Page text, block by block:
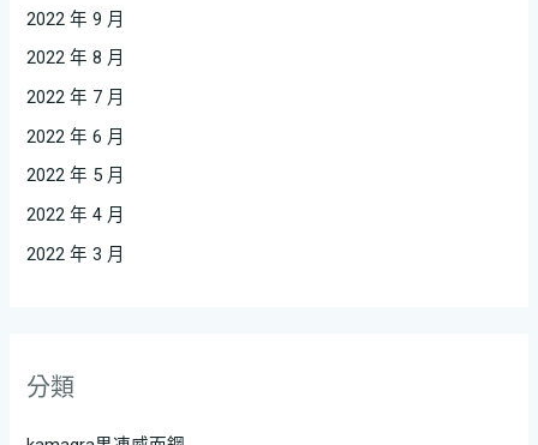
2022 年 9 月
2022 年 8 月
2022 年 7 月
2022 年 6 月
2022 年 5 月
2022 年 4 月
2022 年 3 月
分類